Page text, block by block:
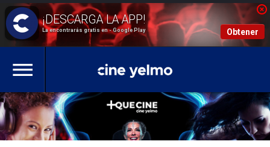
La encontrarás gratis en - Google Play Obtener